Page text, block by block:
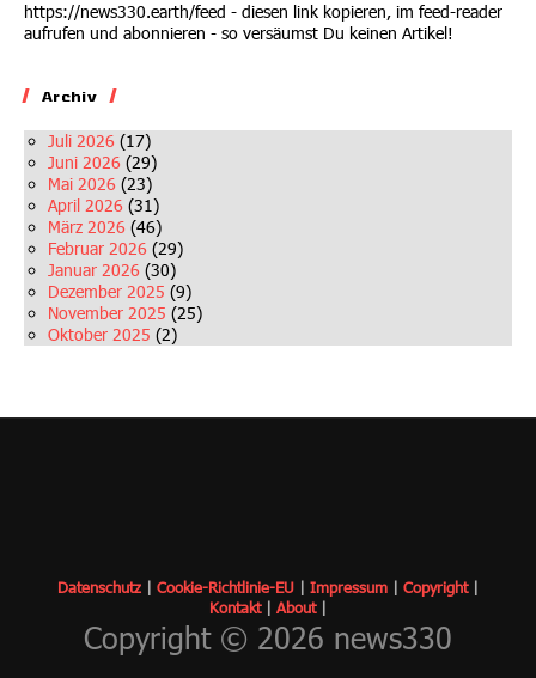
https://news330.earth/feed - diesen link kopieren, im feed-reader
aufrufen und abonnieren - so versäumst Du keinen Artikel!
Archiv
Juli 2026 (17)
Juni 2026 (29)
Mai 2026 (23)
April 2026 (31)
März 2026 (46)
Februar 2026 (29)
Januar 2026 (30)
Dezember 2025 (9)
November 2025 (25)
Oktober 2025 (2)
Datenschutz | Cookie-Richtlinie-EU | Impressum | Copyright|
Kontakt| About|
Copyright © 2026 news330